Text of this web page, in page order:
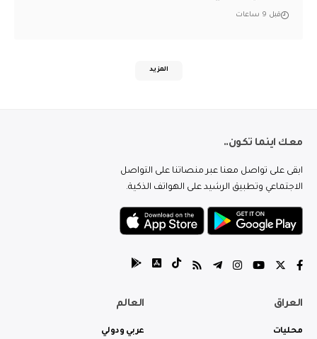
قبل 9 ساعات
المزيد
معك اينما تكون..
ابقى على تواصل معنا عبر منصاتنا على التواصل
الاجتماعي وتطبيق الرشيد على الهواتف الذكية.
العراق
محليات
العالم
عربي ودولي